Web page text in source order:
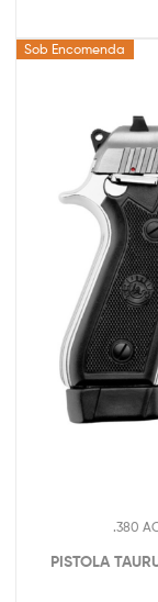
Sob Encomenda
.380
PISTOLA